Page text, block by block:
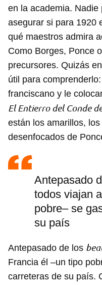
en la academia.
asegurar si para 1920
qué maestros admira
Como Borges, Ponce
precursores. Quizás
útil para
franciscano y le
El Entierro del Conde
están los amarillos,
desenfocados de
Antepasado
todos viajan
pobre– se
su país
Antepasado de los
Francia él –un tipo
carreteras de su país.